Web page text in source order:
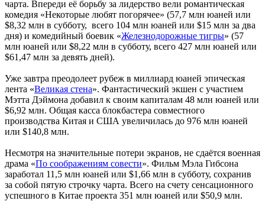
чарта. Впереди её борьбу за лидерство вели романтическая
комедия «Некоторые любят погорячее» (57,7 млн юаней или
$8,32 млн в субботу, всего 104 млн юаней или $15 млн за два
дня) и комедийный боевик «Железнодорожные тигры» (57
млн юаней или $8,22 млн в субботу, всего 427 млн юаней или
$61,47 млн за девять дней).
Уже завтра преодолеет рубеж в миллиард юаней эпическая
лента «Великая стена». Фантастический экшен с участием
Мэтта Дэймона добавил к своим капиталам 48 млн юаней или
$6,92 млн. Общая касса блокбастера совместного
производства Китая и США увеличилась до 976 млн юаней
или $140,8 млн.
Несмотря на значительные потери экранов, не сдаётся военная
драма «По соображениям совести». Фильм Мэла Гибсона
заработал 11,5 млн юаней или $1,66 млн в субботу, сохранив
за собой пятую строчку чарта. Всего на счету сенсационного
успешного в Китае проекта 351 млн юаней или $50,9 млн.